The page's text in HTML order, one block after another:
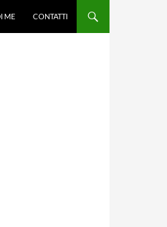
ME CONTATTI